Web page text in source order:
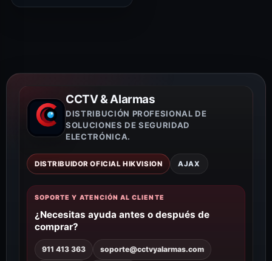
CCTV & Alarmas
DISTRIBUCIÓN PROFESIONAL DE
SOLUCIONES DE SEGURIDAD
ELECTRÓNICA.
DISTRIBUIDOR OFICIAL HIKVISION AJAX
SOPORTE Y ATENCIÓN AL CLIENTE
¿Necesitas ayuda antes o después de
comprar?
911 413 363 soporte@cctvyalarmas.com